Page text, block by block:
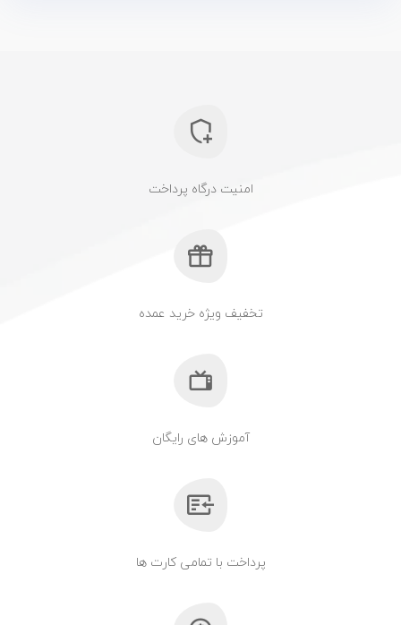
امنیت درگاه پرداخت
تخفیف ویژه خرید عمده
آموزش های رایگان
پرداخت با تمامی کارت ها